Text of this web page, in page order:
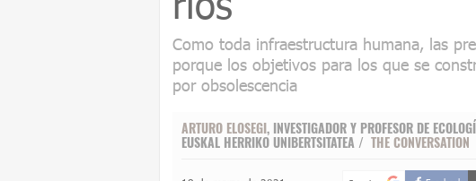
Como toda infraestructura humana, las
porque los objetivos para los que se
por obsolescencia
ARTURO ELOSEGI, INVESTIGADOR Y PROFESOR DE
EUSKAL HERRIKO UNIBERTSITATEA / THE CONVERSATION